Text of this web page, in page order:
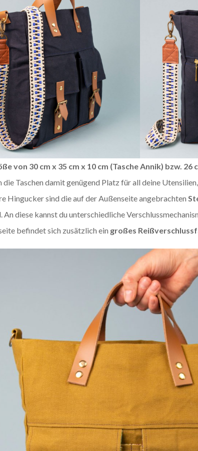
von 30 cm x 35 cm x 10 cm (Tasche Annik) bzw. 26
die Taschen damit genügend Platz für all deine
Hingucker sind die auf der Außenseite angebrachten
An diese kannst du unterschiedliche
befindet sich zusätzlich ein großes